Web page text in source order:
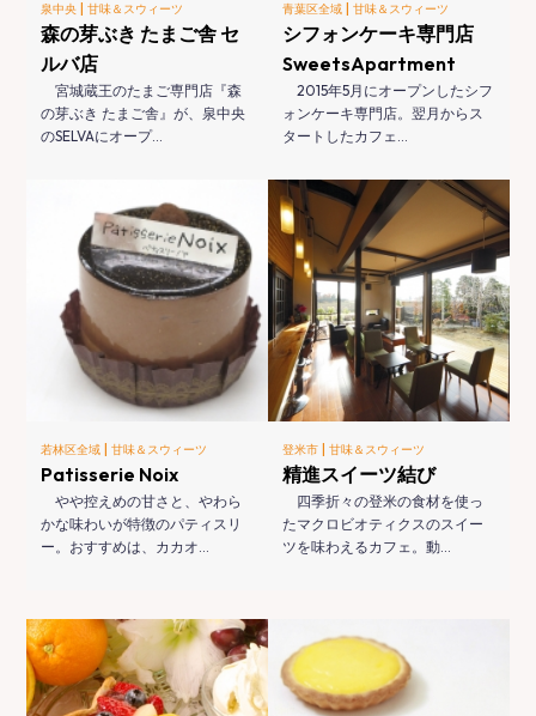
泉中央 |甘味＆スウィーツ
森の芽ぶき たまご舎 セ
ルバ店
宮城蔵王のたまご専門店『森
の芽ぶき たまご舎』が、泉中央
のSELVAにオープ…
青葉区全域 | 甘味＆スウィーツ
シフォンケーキ専門店
SweetsApartment
2015年5月にオープンしたシフ
ォンケーキ専門店。翌月からス
タートしたカフェ…
若林区全域 |甘味＆スウィーツ
Patisserie Noix
やや控えめの甘さと、やわら
かな味わいが特徴のパティスリ
ー。おすすめは、カカオ…
登米市 | 甘味＆スウィーツ
精進スイーツ結び
四季折々の登米の食材を使っ
たマクロビオティクスのスイー
ツを味わえるカフェ。動…